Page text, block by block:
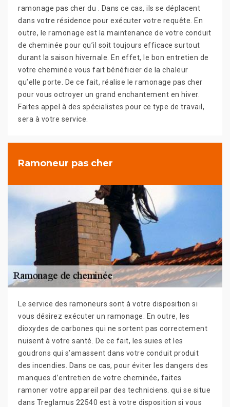
ramonage pas cher du . Dans ce cas, ils se déplacent
dans votre résidence pour exécuter votre requête. En
outre, le ramonage est la maintenance de votre conduit
de cheminée pour qu’il soit toujours efficace surtout
durant la saison hivernale. En effet, le bon entretien de
votre cheminée vous fait bénéficier de la chaleur
qu’elle porte. De ce fait, réalise le ramonage pas cher
pour vous octroyer un grand enchantement en hiver.
Faites appel à des spécialistes pour ce type de travail,
sera à votre service.
Ramoneur pas cher
Le service des ramoneurs sont à votre disposition si
vous désirez exécuter un ramonage. En outre, les
dioxydes de carbones qui ne sortent pas correctement
nuisent à votre santé. De ce fait, les suies et les
goudrons qui s’amassent dans votre conduit produit
des incendies. Dans ce cas, pour éviter les dangers des
manques d’entretien de votre cheminée, faites
ramoner votre appareil par des techniciens. qui se situe
dans Treglamus 22540 est à votre disposition si vous